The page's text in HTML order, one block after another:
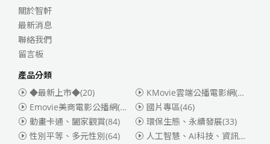
關於智軒
最新消息
聯絡我們
留言板
產品分類
◆最新上市◆(20)
KMovie雲端公播電影網(迪士尼、福斯、索尼)
Emovie美商電影公播網(華納)
(186)
國片專區(46)
動畫卡通、闔家觀賞(84) 環保生態、永續發展(33)
性別平等、多元性別(64) 人工智慧、AI科技、資訊安全